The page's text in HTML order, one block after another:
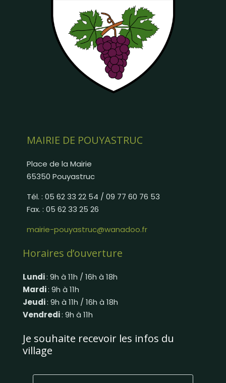
MAIRIE DE POUYASTRUC
Place de la Mairie
65350 Pouyastruc
Tél. : 05 62 33 22 54 / 09 77 60 76 53
Fax. : 05 62 33 25 26
mairie-pouyastruc@wanadoo.fr
Horaires d’ouverture
Lundi: 9h à 11h / 16h à 18h
Mardi: 9h à 11h
Jeudi: 9h à 11h / 16h à 18h
Vendredi: 9h à 11h
Je souhaite recevoir les infos du
village